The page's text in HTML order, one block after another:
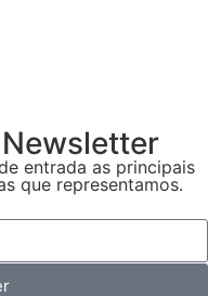
entrada as principais
que representamos.